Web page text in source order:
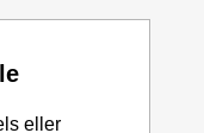
eller